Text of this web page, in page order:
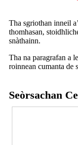
Tha sgriothan inneil
thomhasan,
snàthainn.
Tha na paragrafan a
roinnean cumanta de
Seòrsachan